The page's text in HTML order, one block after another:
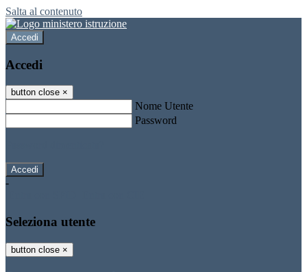
Salta al contenuto
Accedi
Accedi
button close ×
Nome Utente
Password
-
Seleziona utente
button close ×